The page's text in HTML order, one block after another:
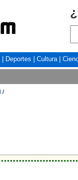
Deportes Cultura|
/